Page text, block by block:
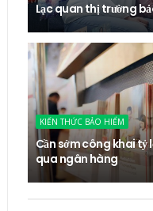
Lạc quan thị trường
KIẾN THỨC BẢO HIỂM
Cần sớm công khai tỷ
qua ngân hàng